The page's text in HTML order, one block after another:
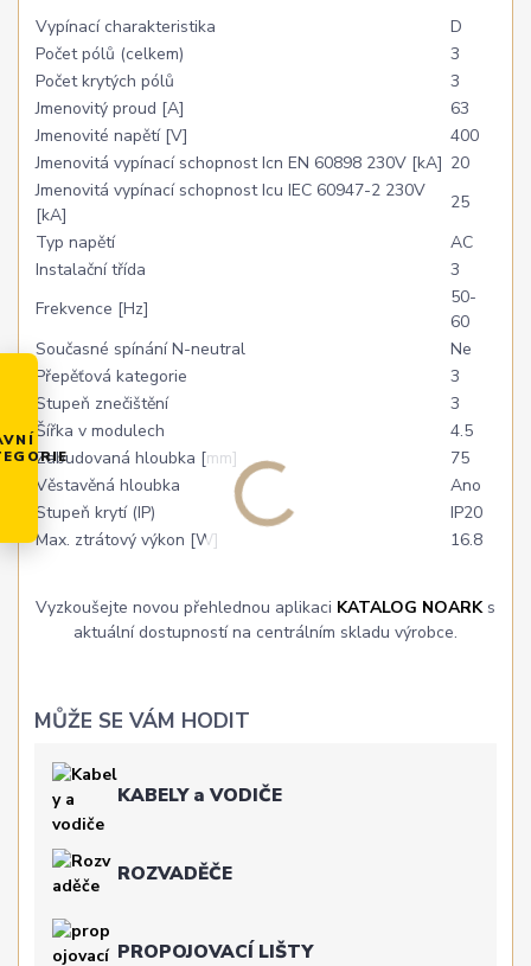
Vypínací charakteristika
D
Počet pólů (celkem)
3
Počet krytých pólů
3
Jmenovitý proud [A]
63
Jmenovité napětí [V]
400
Jmenovitá vypínací schopnost Icn EN 60898 230V [kA] 20
Jmenovitá vypínací schopnost Icu IEC 60947-2 230V
[kA]
25
Typ napětí
AC
Instalační třída
3
Frekvence [Hz]
50-
60
Současné spínání N-neutral
Ne
Přepěťová kategorie
3
Stupeň znečištění
3
Šířka v modulech
4.5
Zabudovaná hloubka [mm]
75
Věstavěná hloubka
Ano
Stupeň krytí (IP)
IP20
Max. ztrátový výkon [W]
16.8
Vyzkoušejte novou přehlednou aplikaci KATALOG NOARKs
aktuální dostupností na centrálním skladu výrobce.
MŮŽE SE VÁM HODIT
KABELY a VODIČE
ROZVADĚČE
PROPOJOVACÍ LIŠTY